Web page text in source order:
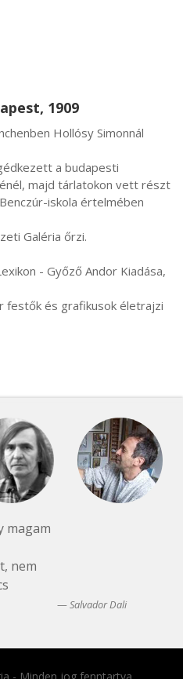
1909
majd tárlatokon vett részt
iskola értelmében
magam
nem
Salvador Dali